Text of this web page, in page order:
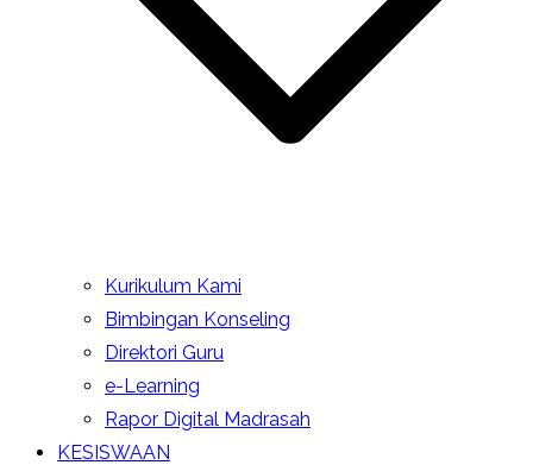
Kurikulum Kami
Bimbingan Konseling
Direktori Guru
e-Learning
Rapor Digital Madrasah
KESISWAAN